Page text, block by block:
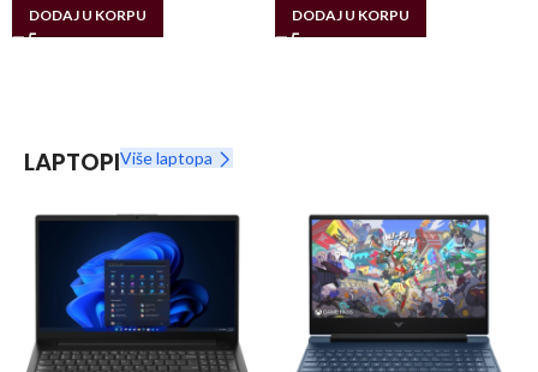
DODAJ U KORPU DODAJ U KORPU
LAPTOPIViše laptopa